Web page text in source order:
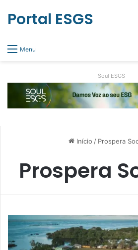
Menu
Portal ESGS
Soul ESGS
Início / Prospera
Prospera